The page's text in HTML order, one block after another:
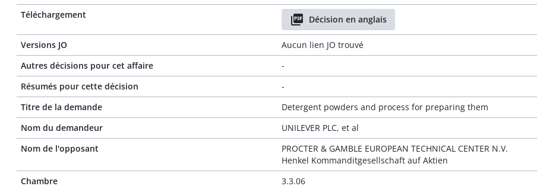
Téléchargement
Décision en anglais
Versions JO
Aucun lien JO trouvé
Autres décisions pour cet affaire
-
Résumés pour cette décision
-
Titre de la demande
Detergent powders and process for preparing them
Nom du demandeur
UNILEVER PLC, et al
Nom de l'opposant
PROCTER & GAMBLE EUROPEAN TECHNICAL CENTER N.V.
Henkel Kommanditgesellschaft auf Aktien
Chambre
3.3.06